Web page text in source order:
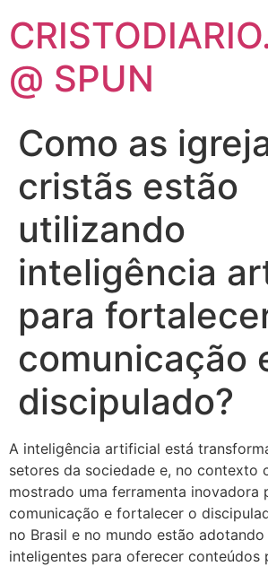
@ SPUN
Como as
cristãs estão
utilizando
inteligência
para
comunicação
discipulado?
A inteligência artificial está
setores da sociedade e, no contexto
mostrado uma ferramenta inovadora
comunicação e fortalecer o
no Brasil e no mundo estão
inteligentes para oferecer conteúdos